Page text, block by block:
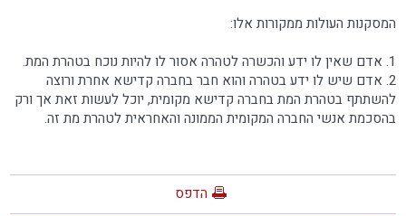
המסקנות העולות ממקורות אלו:
1. אדם שאין לו ידע והכשרה לטהרה אסור לו להיות נוכח בטהרת המת.
2. אדם שיש לו ידע בטהרה והוא חבר בחברה קדישא אחרת ורוצה
להשתתף בטהרת המת בחברה קדישא מקומית, יוכל לעשות זאת אך ורק
בהסכמת אנשי החברה המקומית הממונה והאחראית לטהרת מת זה.
הדפס